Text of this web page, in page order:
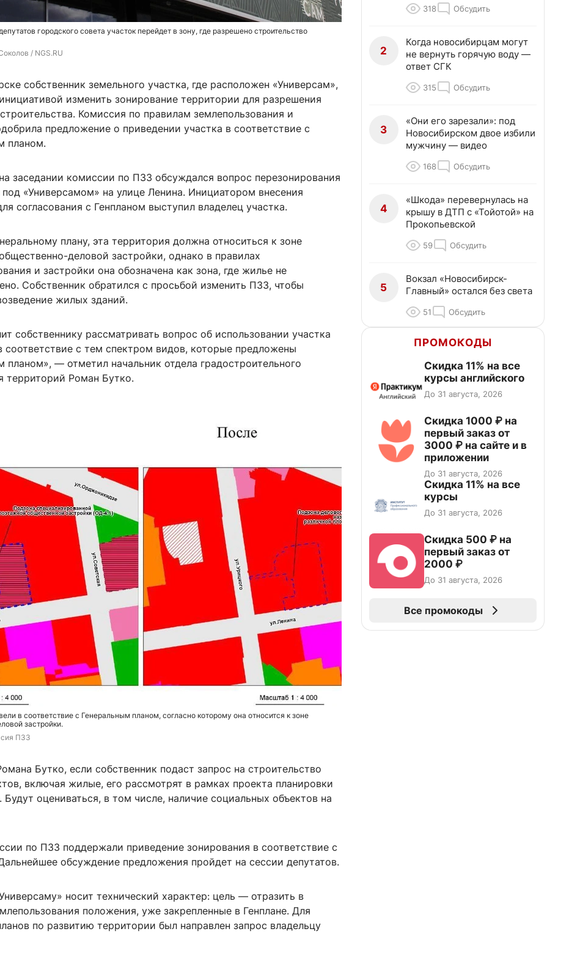
городского совета участок перейдет в зону, где разрешено строительство
/ NGS.RU
собственник земельного участка, где расположен «Универсам»,
изменить зонирование территории для разрешения
Комиссия по правилам землепользования и
предложение о приведении участка в соответствие с
планом.
заседании комиссии по ПЗЗ обсуждался вопрос перезонирования
«Универсамом» на улице Ленина. Инициатором внесения
согласования с Генпланом выступил владелец участка.
плану, эта территория должна относиться к зоне
деловой застройки, однако в правилах
и застройки она обозначена как зона, где жилье не
Собственник обратился с просьбой изменить ПЗЗ, чтобы
жилых зданий.
собственнику рассматривать вопрос об использовании участка
соответствие с тем спектром видов, которые предложены
планом», — отметил начальник отдела градостроительного
территорий Роман Бутко.
в соответствие с Генеральным планом, согласно которому она относится к зоне
застройки.
ПЗЗ
Бутко, если собственник подаст запрос на строительство
включая жилые, его рассмотрят в рамках проекта планировки
Будут оцениваться, в том числе, наличие социальных объектов на
по ПЗЗ поддержали приведение зонирования в соответствие с
обсуждение предложения пройдет на сессии депутатов.
носит технический характер: цель — отразить в
положения, уже закрепленные в Генплане. Для
по развитию территории был направлен запрос владельцу
318 Обсудить
2
Когда новосибирцам могут
не вернуть горячую воду —
ответ СГК
315 Обсудить
3
«Они его зарезали»: под
Новосибирском двое избили
мужчину — видео
168 Обсудить
4
«Шкода» перевернулась на
крышу в ДТП с «Тойотой» на
Прокопьевской
59 Обсудить
5
Вокзал «Новосибирск-
Главный» остался без света
51 Обсудить
ПРОМОКОДЫ
Скидка 11% на все
курсы английского
До 31 августа, 2026
Скидка 1000 ₽ на
первый заказ от
3000 ₽ на сайте и в
приложении
До 31 августа, 2026
Скидка 11% на все
курсы
До 31 августа, 2026
Скидка 500 ₽ на
первый заказ от
2000 ₽
До 31 августа, 2026
Все промокоды